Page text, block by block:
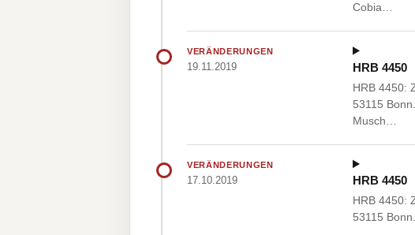
Cobia…
VERÄNDERUNGEN
19.11.2019 HRB 4450
HRB 4450:
53115
Musch…
VERÄNDERUNGEN
17.10.2019 HRB 4450
HRB 4450:
53115